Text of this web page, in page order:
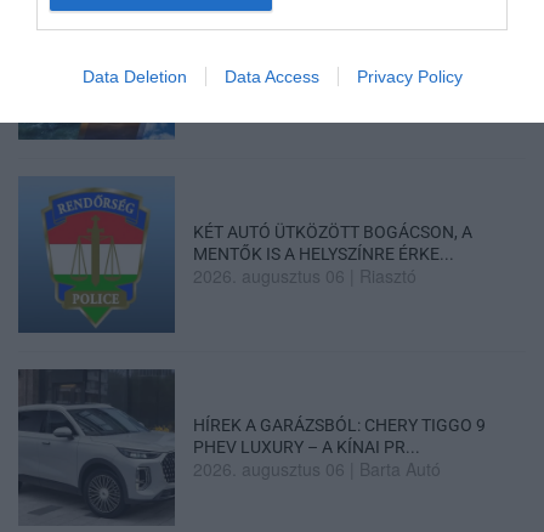
Data Deletion Data Access Privacy Policy
2026. augusztus 07 |Mindenki ügye
KÉT AUTÓ ÜTKÖZÖTT BOGÁCSON, A
MENTŐK IS A HELYSZÍNRE ÉRKE...
2026. augusztus 06 Riasztó
HÍREK A GARÁZSBÓL: CHERY TIGGO 9
PHEV LUXURY – A KÍNAI PR...
2026. augusztus 06 Barta Autó